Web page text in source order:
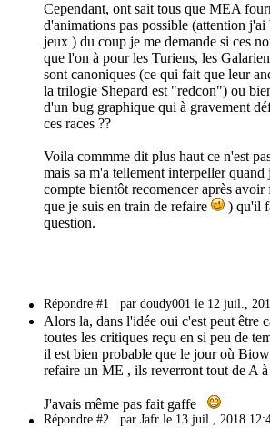
Cependant, ont sait tous que MEA
d'animations pas possible (attention j'ai
jeux ) du coup je me demande si ces
que l'on à pour les Turiens, les
sont canoniques (ce qui fait que leur
la trilogie Shepard est "redcon") ou
d'un bug graphique qui à gravement
ces races ??
Voila commme dit plus haut ce n'est
mais sa m'a tellement interpeller
compte bientôt recomencer après
que je suis en train de refaire
) qu'il
question.
Répondre #1 par doudy001 le 12 juil.,
Alors la, dans l'idée oui c'est peut être
toutes les critiques reçu en si peu de
il est bien probable que le jour où
refaire un ME , ils reverront tout de A
J'avais même pas fait gaffe
Répondre #2 par Jafr le 13 juil., 2018